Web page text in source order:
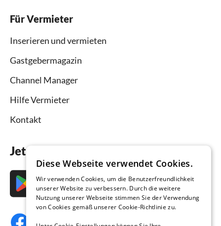
Für Vermieter
Inserieren und vermieten
Gastgebermagazin
Channel Manager
Hilfe Vermieter
Kontakt
Jetzt die App downloaden
Diese Webseite verwendet Cookies.
Wir verwenden Cookies, um die Benutzerfreundlichkeit
unserer Website zu verbessern. Durch die weitere
Nutzung unserer Webseite stimmen Sie der Verwendung
von Cookies gemäß unserer Cookie-Richtlinie zu.